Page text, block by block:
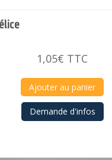
1,05€ TTC
Ajouter au panier
Demande d'infos